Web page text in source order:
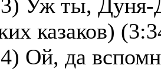
Уж ты, Дуня-
казаков)
Ой, да